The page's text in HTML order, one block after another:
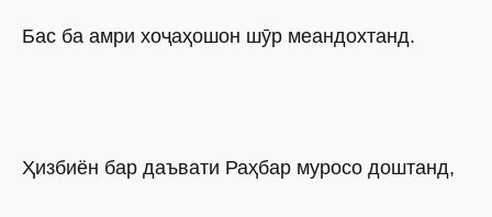
Бас ба амри хоҷаҳошон шӯр меандохтанд.
Ҳизбиён бар даъвати Раҳбар муросо доштанд,